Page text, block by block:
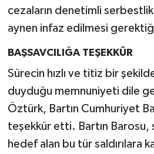
cezaların denetimli
aynen infaz edilmesi
BAŞSAVCILIĞA TEŞEKKÜR
Sürecin hızlı ve titiz bir
duyduğu memnuniyeti dile
Öztürk, Bartın Cumhuriyet
teşekkür etti. Bartın Barosu,
hedef alan bu tür saldırılara